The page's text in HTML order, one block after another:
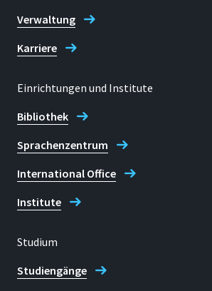
Justiziariat@h-brs.de
Verwaltung
Karriere
Einrichtungen und Institute
Bibliothek
Sprachenzentrum
International Office
Institute
Studium
Studiengänge